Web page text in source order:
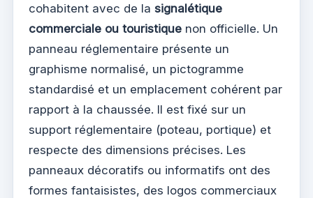
cohabitent avec de la signalétique
commerciale ou touristique non officielle. Un
panneau réglementaire présente un
graphisme normalisé, un pictogramme
standardisé et un emplacement cohérent par
rapport à la chaussée. Il est fixé sur un
support réglementaire (poteau, portique) et
respecte des dimensions précises. Les
panneaux décoratifs ou informatifs ont des
formes fantaisistes, des logos commerciaux